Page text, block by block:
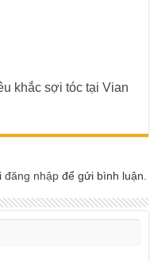
khắc sợi tóc tại Vian
đăng nhập để gửi bình luận.